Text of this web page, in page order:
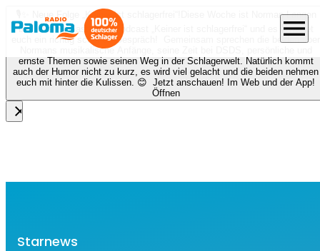
🎙️✨ Neue Folge „Keiner ist schlagerfrei“!
Diese Woche ist Norman Langen
bei Nora zu Gast beim Podcast „Keiner ist schlagerfrei“ und es erwartet
euch ein richtig schönes Gespräch! Gemeinsam sprechen die beiden über
Normans musikalische Anfänge, seine Zeit bei DSDS, persönliche und
ernste Themen sowie seinen Weg in der Schlagerwelt. Natürlich kommt
auch der Humor nicht zu kurz, es wird viel gelacht und die beiden nehmen
euch mit hinter die Kulissen. 😊 Jetzt anschauen! Im Web und der App!
Öffnen
close
menu
Starnews